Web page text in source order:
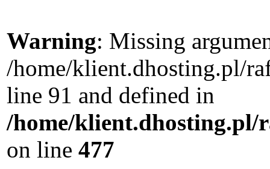
Warning: Missing
/home/klient.dhosting.pl/
line 91 and defined in
/home/klient.dhosting.pl/
on line 477